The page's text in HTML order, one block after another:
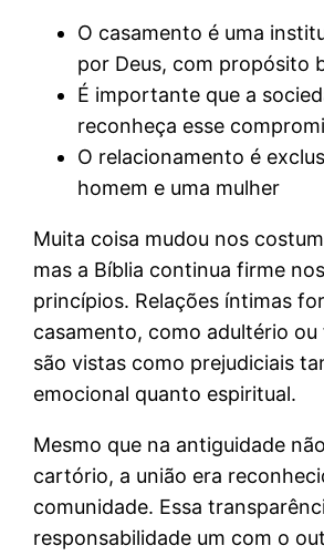
O casamento é uma
por Deus, com propósito
É importante que a
reconheça esse
O relacionamento é
homem e uma mulher
Muita coisa mudou nos
mas a Bíblia continua firme
princípios. Relações íntimas
casamento, como adultério
são vistas como prejudiciais
emocional quanto espiritual.
Mesmo que na antiguidade
cartório, a união era
comunidade. Essa
responsabilidade um com o